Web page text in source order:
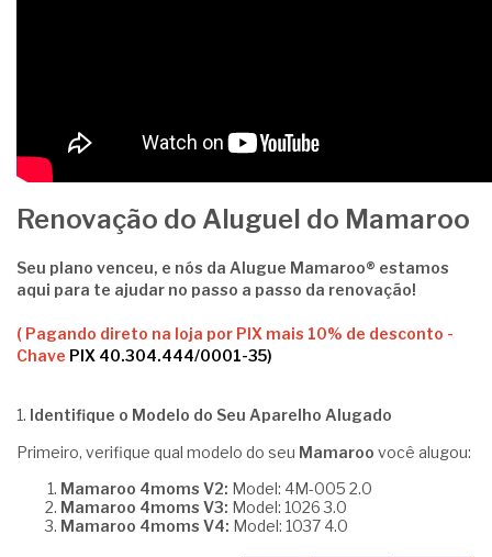
Renovação do Aluguel do Mamaroo
Seu plano venceu, e nós da Alugue Mamaroo® estamos
aqui para te ajudar no passo a passo da renovação!
( Pagando direto na loja por PIX mais 10% de desconto -
Chave PIX 40.304.444/0001-35)
1. Identifique o Modelo do Seu Aparelho Alugado
Primeiro, verifique qual modelo do seu Mamaroo você alugou:
Mamaroo 4moms V2: Model: 4M-005 2.0
Mamaroo 4moms V3: Model: 1026 3.0
Mamaroo 4moms V4: Model: 1037 4.0